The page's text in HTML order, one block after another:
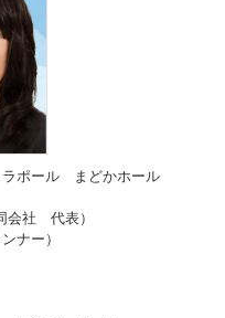
ラポール まどかホール
会社 代表）
ナー）